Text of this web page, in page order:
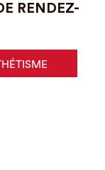
RENDEZ-